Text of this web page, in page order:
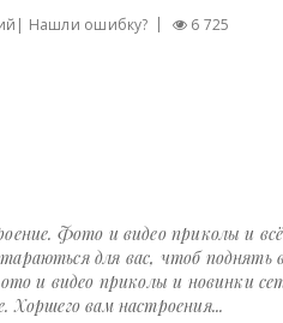
| Нашли ошибку? 6 725
Фото и видео приколы и
для вас, чтоб поднять
и видео приколы и новинки
Хоршего вам настроения...